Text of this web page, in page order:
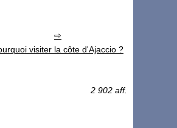
visiter la côte d'Ajaccio ?
2 902 aff.